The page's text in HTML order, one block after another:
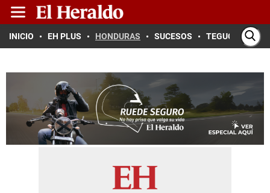
INICIO EH PLUS HONDURAS SUCESOS TEGUCIGALPA